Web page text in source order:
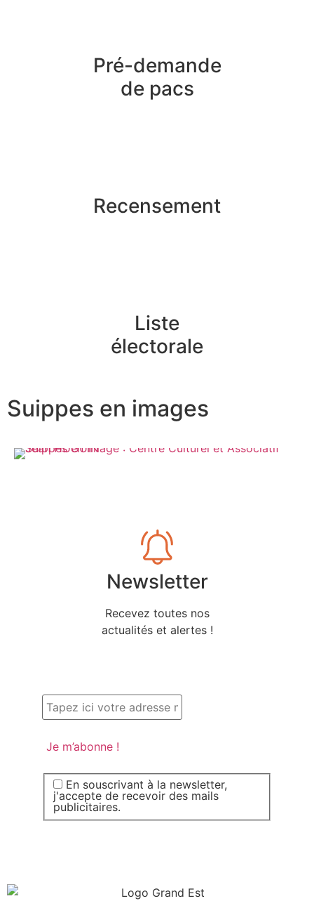
Pré-demande
de pacs
Recensement
Liste
électorale
Suippes en images
Newsletter
Recevez toutes nos
actualités et alertes !
En souscrivant à la newsletter,
j'accepte de recevoir des mails
publicitaires.